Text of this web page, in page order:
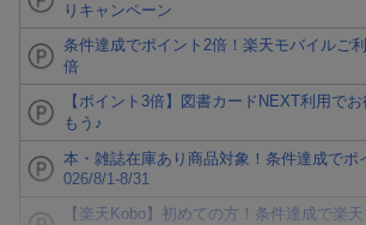
りキャンペーン
条件達成でポイント2倍！楽天モバイルご
倍
【ポイント3倍】図書カードNEXT利用で
もう♪
本・雑誌在庫あり商品対象！条件達成でポ
026/8/1-8/31
【楽天Kobo】初めての方！条件達成で楽